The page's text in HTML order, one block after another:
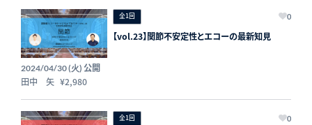
全1回 0
【vol.23】関節不安定性とエコーの最新知見
2024/04/30 (火) 公開
田中 矢 ¥2,980
全1回 0